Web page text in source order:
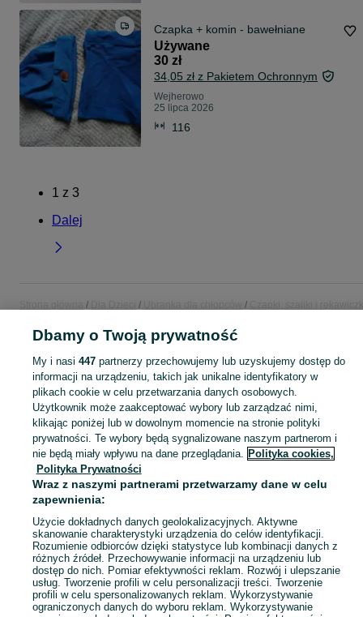
Czapka + komin - bawełniane
Używane
30 zł
34,05 zł z Pakietem Ochronnym
Wejherowo
25 lipca 2026
116
1 z 3
Dalej
Strona główna Dla Dzieci Ubranka dla chłopców
Czapki, szaliki i
Wejherowo
KATEGORIA
ubranko do chrztu dla chłopca , ubranka na roczek dla chłopca Zobacz
Mapa kategorii
Mapa miejscowości
Mapa ministron
Popularne wyszukiwania
Dbamy o Twoją prywatność
My i nasi 447partnerzy przechowujemy lub uzyskujemy dostęp do
informacji na urządzeniu, takich jak unikalne identyfikatory w
plikach cookie w celu przetwarzania danych osobowych.
Użytkownik może zaakceptować wybory lub zarządzać nimi,
klikając poniżej lub w dowolnym momencie na stronie polityki
prywatności. Te wybory będą sygnalizowane naszym partnerom i
nie będą miały wpływu na dane przeglądania. Polityka cookies,
Polityka Prywatności
Wraz z naszymi partnerami przetwarzamy dane w celu
zapewnienia:
Użycie dokładnych danych geolokalizacyjnych. Aktywne
skanowanie charakterystyki urządzenia do celów identyfikacji.
Rozumienie odbiorców dzięki statystyce lub kombinacji danych z
różnych źródeł. Przechowywanie informacji na urządzeniu lub
dostęp do nich. Pomiar efektywności reklam. Rozwój i ulepszanie
usług. Tworzenie profili w celu personalizacji treści. Tworzenie
profili w celu spersonalizowanych reklam. Wykorzystywanie
ograniczonych danych do wyboru reklam. Wykorzystywanie